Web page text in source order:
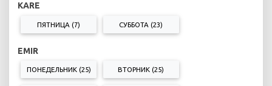
KARE
ПЯТНИЦА (7) СУББОТА (23)
EMIR
ПОНЕДЕЛЬНИК (25) ВТОРНИК (25)